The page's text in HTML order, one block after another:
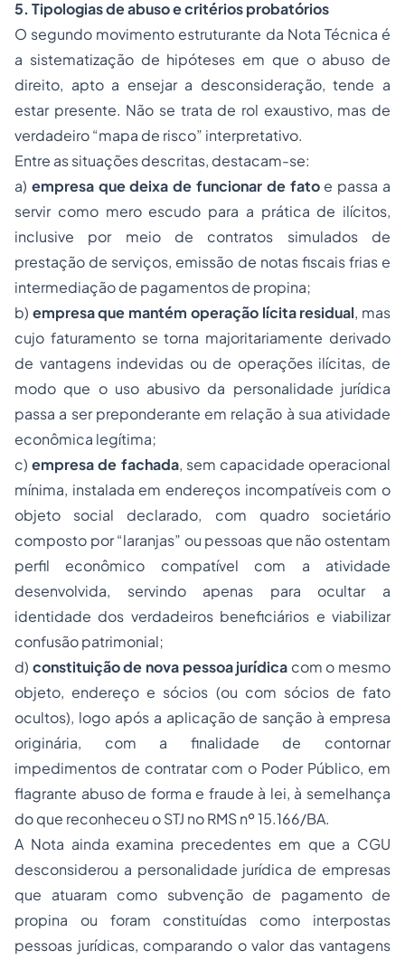
5. Tipologias de abuso e critérios probatórios
O segundo movimento estruturante da Nota Técnica é
a sistematização de hipóteses em que o abuso de
direito, apto a ensejar a desconsideração, tende a
estar presente. Não se trata de rol exaustivo, mas de
verdadeiro “mapa de risco” interpretativo.
Entre as situações descritas, destacam-se:
a) empresa que deixa de funcionar de fatoe passa a
servir como mero escudo para a prática de ilícitos,
inclusive por meio de contratos simulados de
prestação de serviços, emissão de notas fiscais frias e
intermediação de pagamentos de propina;
b) empresa que mantém operação lícita residual, mas
cujo faturamento se torna majoritariamente derivado
de vantagens indevidas ou de operações ilícitas, de
modo que o uso abusivo da personalidade jurídica
passa a ser preponderante em relação à sua atividade
econômica legítima;
c)empresa de fachada, sem capacidade operacional
mínima, instalada em endereços incompatíveis com o
objeto social declarado, com quadro societário
composto por “laranjas” ou pessoas que não ostentam
perfil econômico compatível com a atividade
desenvolvida, servindo apenas para ocultar a
identidade dos verdadeiros beneficiários e viabilizar
confusão patrimonial;
d) constituição de nova pessoa jurídica com o mesmo
objeto, endereço e sócios (ou com sócios de fato
ocultos), logo após a aplicação de sanção à empresa
originária, com a finalidade de contornar
impedimentos de contratar com o Poder Público, em
flagrante abuso de forma e fraude à lei, à semelhança
do que reconheceu o STJ no RMS nº 15.166/BA.
A Nota ainda examina precedentes em que a CGU
desconsiderou a personalidade jurídica de empresas
que atuaram como subvenção de pagamento de
propina ou foram constituídas como interpostas
pessoas jurídicas, comparando o valor das vantagens